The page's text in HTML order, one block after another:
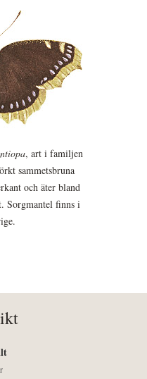
, art i familjen
sammetsbruna
och äter bland
Sorgmantel finns i